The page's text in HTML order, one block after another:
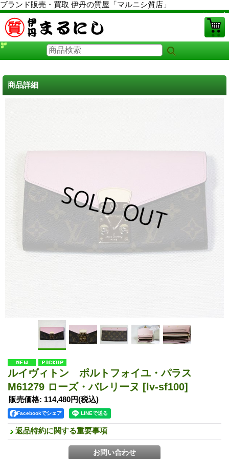
ブランド販売・買取 伊丹の質屋「マルニシ質店」
PCサイト
商品詳細
ルイヴィトン ポルトフォイユ・パラス
M61279 ローズ・バレリーヌ [lv-sf100]
販売価格: 114,480円(税込)
Facebookでシェア
返品特約に関する重要事項